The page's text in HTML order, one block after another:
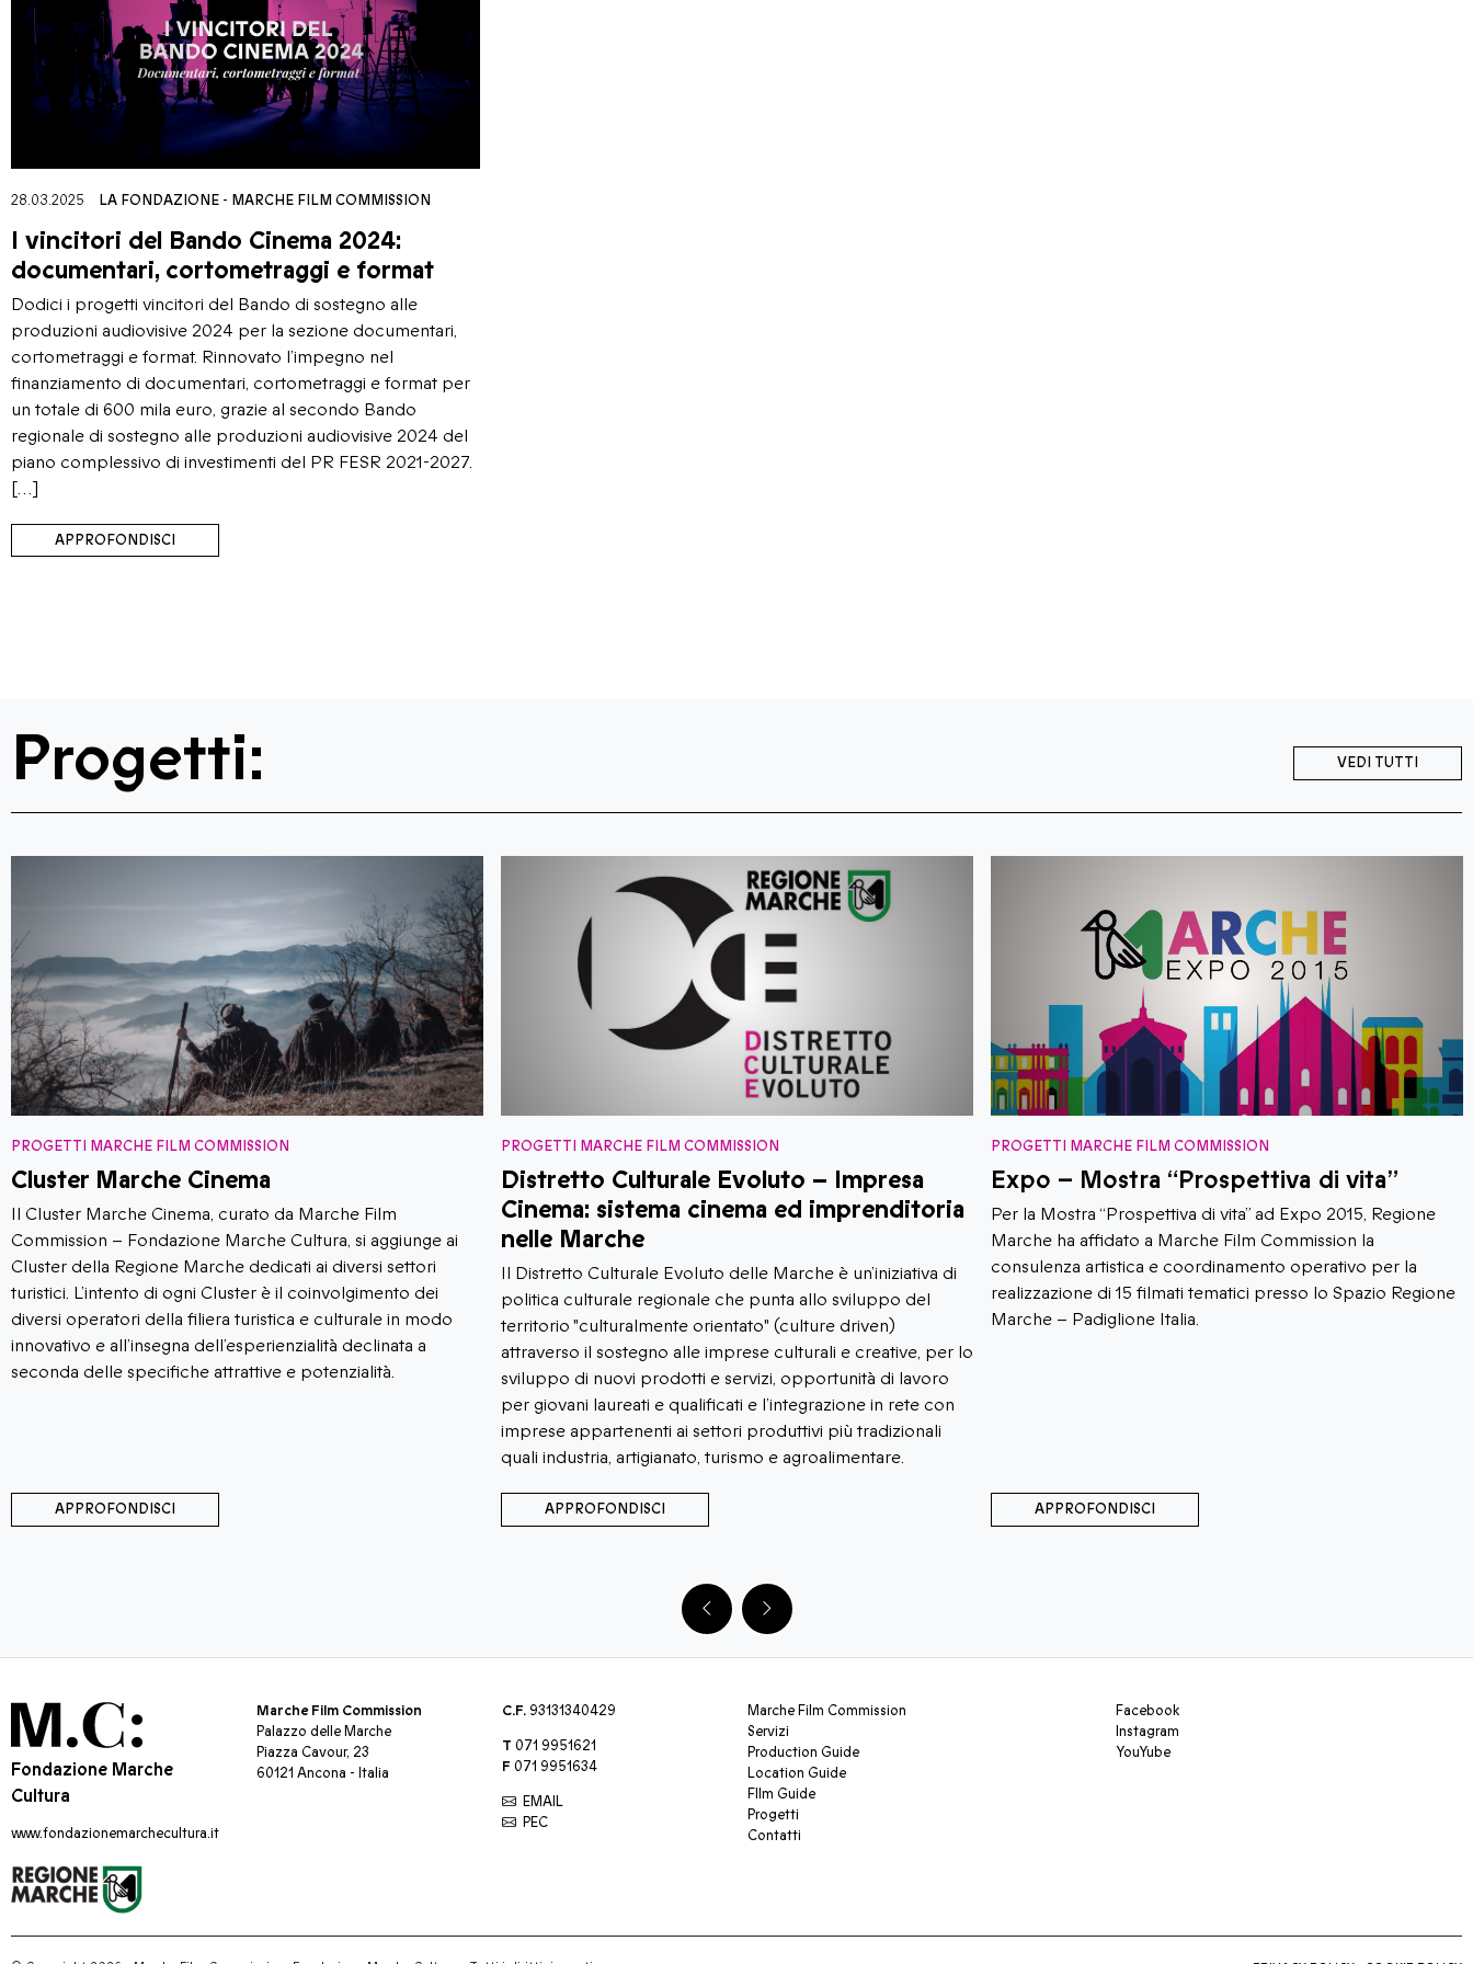
28.03.2025 LA FONDAZIONE- MARCHE FILM COMMISSION
I vincitori del Bando Cinema 2024:
documentari, cortometraggi e format
Dodici i progetti vincitori del Bando di sostegno alle
produzioni audiovisive 2024 per la sezione documentari,
cortometraggi e format. Rinnovato l’impegno nel
finanziamento di documentari, cortometraggi e format per
un totale di 600 mila euro, grazie al secondo Bando
regionale di sostegno alle produzioni audiovisive 2024 del
piano complessivo di investimenti del PR FESR 2021-2027.
[…]
APPROFONDISCI
Progetti: VEDI TUTTI
PROGETTI MARCHE FILM COMMISSION
Cluster Marche Cinema
Il Cluster Marche Cinema, curato da Marche Film
Commission – Fondazione Marche Cultura, si aggiunge ai
Cluster della Regione Marche dedicati ai diversi settori
turistici. L’intento di ogni Cluster è il coinvolgimento dei
diversi operatori della filiera turistica e culturale in modo
innovativo e all’insegna dell’esperienzialità declinata a
seconda delle specifiche attrattive e potenzialità.
APPROFONDISCI
PROGETTI MARCHE FILM COMMISSION
Distretto Culturale Evoluto – Impresa
Cinema: sistema cinema ed imprenditoria
nelle Marche
Il Distretto Culturale Evoluto delle Marche è un’iniziativa di
politica culturale regionale che punta allo sviluppo del
territorio "culturalmente orientato" (culture driven)
attraverso il sostegno alle imprese culturali e creative, per lo
sviluppo di nuovi prodotti e servizi, opportunità di lavoro
per giovani laureati e qualificati e l’integrazione in rete con
imprese appartenenti ai settori produttivi più tradizionali
quali industria, artigianato, turismo e agroalimentare.
APPROFONDISCI
PROGETTI MARCHE FILM COMMISSION
Expo – Mostra “Prospettiva di vita”
Per la Mostra “Prospettiva di vita” ad Expo 2015, Regione
Marche ha affidato a Marche Film Commission la
consulenza artistica e coordinamento operativo per la
realizzazione di 15 filmati tematici presso lo Spazio Regione
Marche – Padiglione Italia.
APPROFONDISCI
Fondazione Marche
Cultura
www.fondazionemarchecultura.it
Marche Film Commission
Palazzo delle Marche
Piazza Cavour, 23
60121 Ancona - Italia
C.F.93131340429
T 071 9951621
F 071 9951634
EMAIL
PEC
Marche Film Commission
Servizi
Production Guide
Location Guide
FIlm Guide
Progetti
Contatti
Facebook
Instagram
YouYube